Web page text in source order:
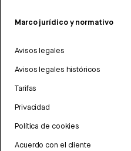
Marco jurídico y normativo
Avisos legales
Avisos legales históricos
Tarifas
Privacidad
Política de cookies
Acuerdo con el cliente